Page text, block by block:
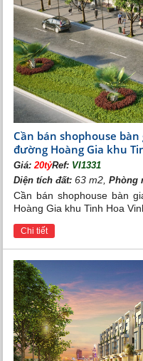
Cần bán shophouse
đường Hoàng Gia khu
Giá:20tỷRef: VI1331
Diện tích đất: 63 m2,Phòng
Cần bán shophouse bàn
Hoàng Gia khu Tinh Hoa
Chi tiết